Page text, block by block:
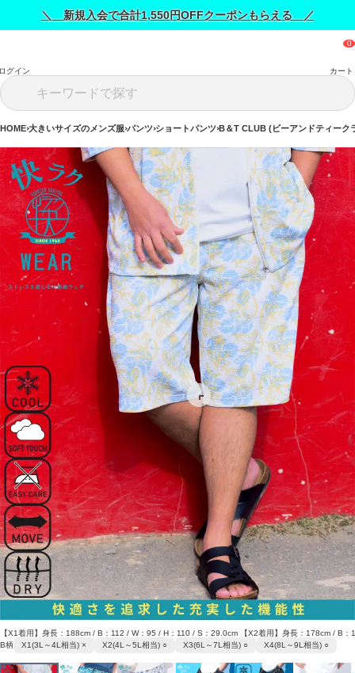
＼ 新規入会で合計1,550円OFFクーポンもらえる ／
グイン カート
HOME 大きいサイズのメンズ服 パンツ ショートパンツ B＆T CLUB (ビーアンドティーク
【X1着用】身長：188cm / B：112 / W：95 / H：110 / S：29.0cm 【X2着用】身長：178cm / B
B柄
X1(3L～4L相当) × X2(4L～5L相当) ○ X3(6L～7L相当) ○ X4(8L～9L相当) ○